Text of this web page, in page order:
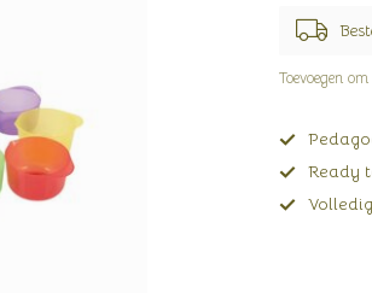
Toevoegen
Ready